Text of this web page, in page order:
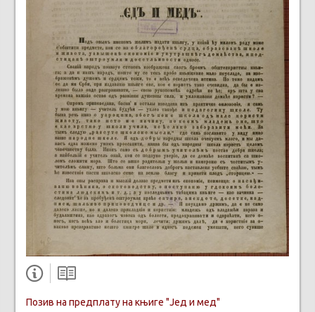
Позив на предплату на књиге "Јед и мед"